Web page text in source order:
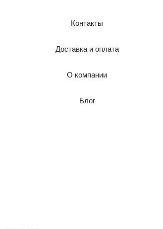
Контакты
Доставка и оплата
О компании
Блог